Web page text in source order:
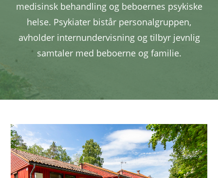
medisinsk behandling og beboernes psykiske
helse. Psykiater bistår personalgruppen,
avholder internundervisning og tilbyr jevnlig
samtaler med beboerne og familie.